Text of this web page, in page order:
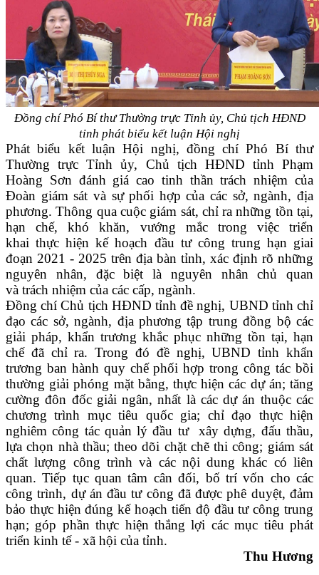
Đồng chí Phó Bí thư Thường trực Tỉnh ủy, Chủ tịch HĐND
tỉnh phát biểu kết luận Hội nghị
Phát biểu kết luận Hội nghị, đồng chí Phó Bí thư
Thường trực Tỉnh ủy, Chủ tịch HĐND tỉnh Phạm
Hoàng Sơn đánh giá cao tinh thần trách nhiệm của
Đoàn giám sát và sự phối hợp của các sở, ngành, địa
phương. Thông qua cuộc giám sát, chỉ ra những tồn tại,
hạn chế, khó khăn, vướng mắc trong việc triển
khai thực hiện kế hoạch đầu tư công trung hạn giai
đoạn 2021 - 2025 trên địa bàn tỉnh, xác định rõ những
nguyên nhân, đặc biệt là nguyên nhân chủ quan
và trách nhiệm của các cấp, ngành.
Đồng chí Chủ tịch HĐND tỉnh đề nghị, UBND tỉnh chỉ
đạo các sở, ngành, địa phương tập trung đồng bộ các
giải pháp, khẩn trương khắc phục những tồn tại, hạn
chế đã chỉ ra. Trong đó đề nghị, UBND tỉnh khẩn
trương ban hành quy chế phối hợp trong công tác bồi
thường giải phóng mặt bằng, thực hiện các dự án; tăng
cường đôn đốc giải ngân, nhất là các dự án thuộc các
chương trình mục tiêu quốc gia; chỉ đạo thực hiện
nghiêm công tác quản lý đầu tư xây dựng, đấu thầu,
lựa chọn nhà thầu; theo dõi chặt chẽ thi công; giám sát
chất lượng công trình và các nội dung khác có liên
quan. Tiếp tục quan tâm cân đối, bố trí vốn cho các
công trình, dự án đầu tư công đã được phê duyệt, đảm
bảo thực hiện đúng kế hoạch tiến độ đầu tư công trung
hạn; góp phần thực hiện thắng lợi các mục tiêu phát
triển kinh tế - xã hội của tỉnh.
Thu Hương